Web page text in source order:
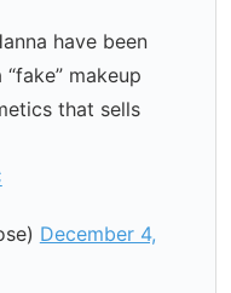
have been
makeup
that sells
December 4,